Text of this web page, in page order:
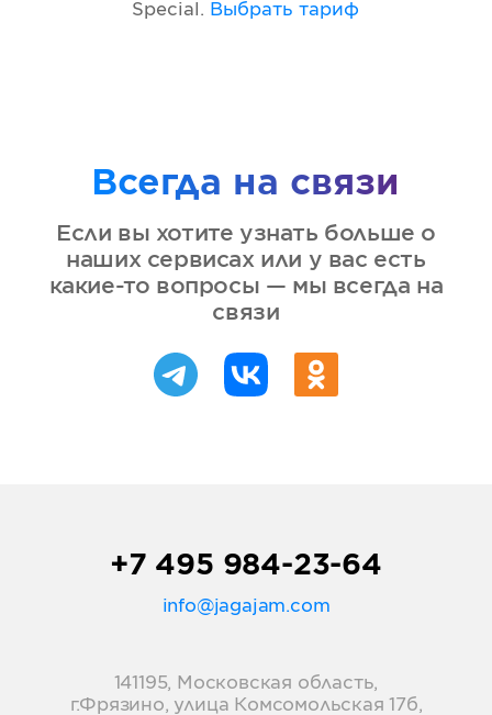
Special . Выбрать тариф
Всегда на связи
Если вы хотите узнать больше о
наших сервисах или у вас есть
какие-то вопросы — мы всегда на
связи
+7 495 984-23-64
info@jagajam.com
141195, Московская область,
г.Фрязино, улица Комсомольская 17б,